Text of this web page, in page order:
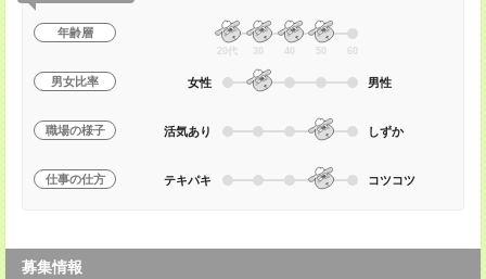
年齢層
20代 30 40 50 60
男女比率 女性 男性
職場の様子 活気あり しずか
仕事の仕方 テキパキ コツコツ
募集情報